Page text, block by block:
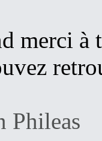
merci à
Phileas